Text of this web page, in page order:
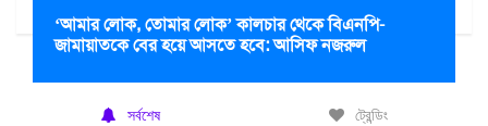
‘আমার লোক, তোমার লোক’ কালচার থেকে বিএনপি-
জামায়াতকে বের হয়ে আসতে হবে: আসিফ নজরুল
সর্বশেষ ট্রেন্ডিং